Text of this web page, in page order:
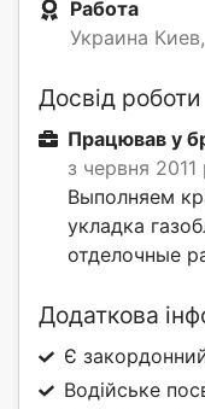
Работа
Украина
Досвід роботи
Працював у
з червня
Выполняем
укладка
отделочные
Додаткова
Є
Водійське